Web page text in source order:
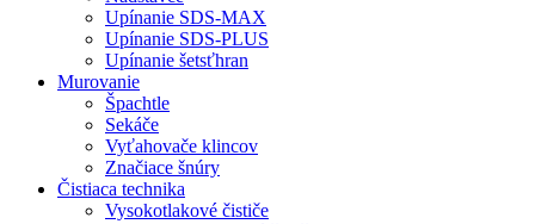
Upínanie SDS-MAX
Upínanie SDS-PLUS
Upínanie šetsťhran
Murovanie
Špachtle
Sekáče
Vyťahovače klincov
Značiace šnúry
Čistiaca technika
Vysokotlakové čističe